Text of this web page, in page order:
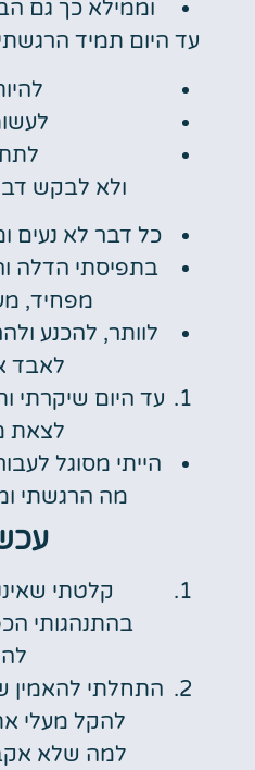
וממילא כך גם
עד היום תמיד
ולא לבקש
כל דבר לא נעים
בתפיסתי הדלה
מפחיד,
לוותר, להכנע
לאבד
עד היום שיקרתי
לצאת
הייתי מסוגל
מה הרגשתי
קלטתי
בהתנהגותי
התחלתי להאמין
להקל מעלי
למה שלא